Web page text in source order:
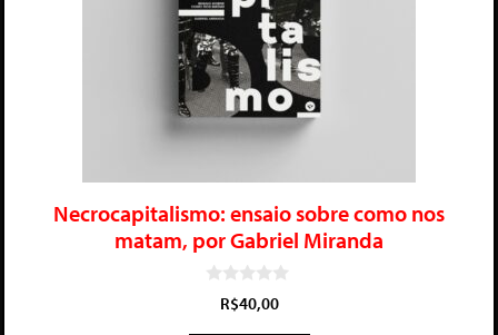
Necrocapitalismo: ensaio sobre como nos
matam, por Gabriel Miranda
R$40,00